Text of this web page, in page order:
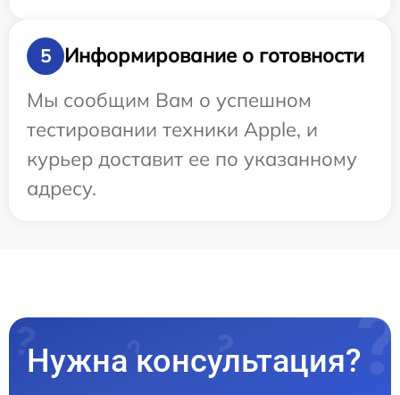
5
Информирование о готовности
Мы сообщим Вам о успешном
тестировании техники Apple, и
курьер доставит ее по указанному
адресу.
Нужна консультация?